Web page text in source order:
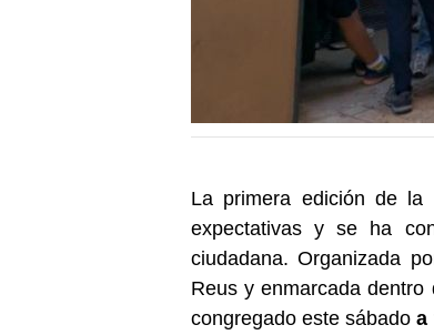
La primera edición de la
expectativas y se ha
ciudadana. Organizada
Reus y enmarcada dentro
congregado este sábadoa